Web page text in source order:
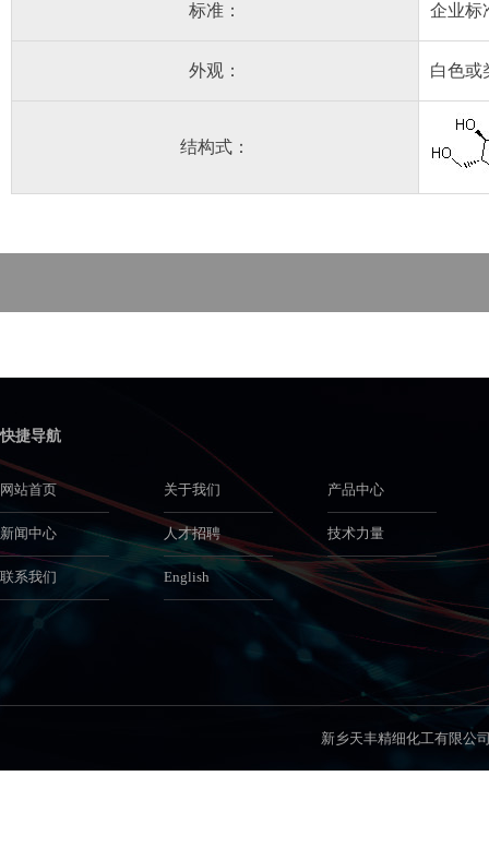
标准： 企业标
外观： 白色或
结构式：
快捷导航
网站首页 关于我们 产品中心
新闻中心 人才招聘 技术力量
联系我们 English
新乡天丰精细化工有限公